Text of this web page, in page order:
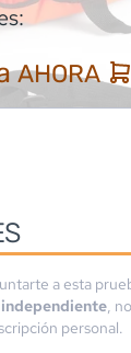
AHORA
a esta
,
personal.